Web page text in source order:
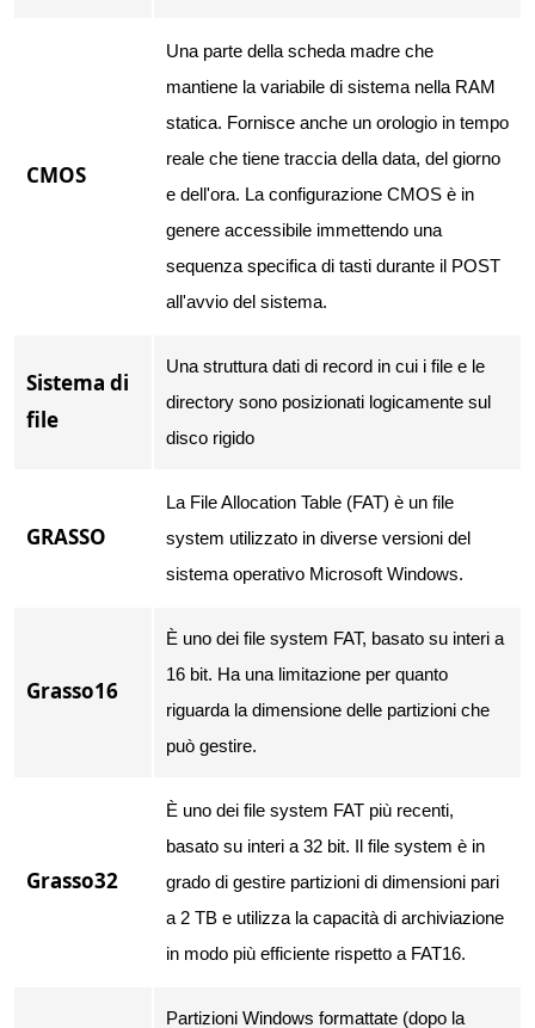
CMOS
Una parte della scheda madre che
mantiene la variabile di sistema nella RAM
statica. Fornisce anche un orologio in tempo
reale che tiene traccia della data, del giorno
e dell'ora. La configurazione CMOS è in
genere accessibile immettendo una
sequenza specifica di tasti durante il POST
all'avvio del sistema.
Sistema di
file
Una struttura dati di record in cui i file e le
directory sono posizionati logicamente sul
disco rigido
GRASSO
La File Allocation Table (FAT) è un file
system utilizzato in diverse versioni del
sistema operativo Microsoft Windows.
Grasso16
È uno dei file system FAT, basato su interi a
16 bit. Ha una limitazione per quanto
riguarda la dimensione delle partizioni che
può gestire.
Grasso32
È uno dei file system FAT più recenti,
basato su interi a 32 bit. Il file system è in
grado di gestire partizioni di dimensioni pari
a 2 TB e utilizza la capacità di archiviazione
in modo più efficiente rispetto a FAT16.
Partizioni Windows formattate (dopo la